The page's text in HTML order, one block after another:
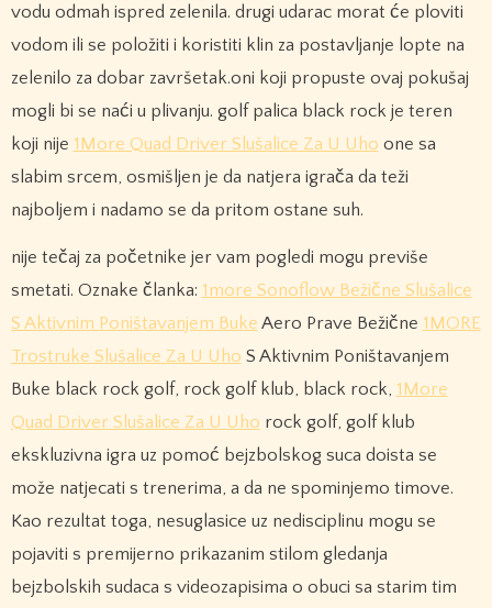
vodu odmah ispred zelenila. drugi udarac morat će ploviti
vodom ili se položiti i koristiti klin za postavljanje lopte na
zelenilo za dobar završetak.oni koji propuste ovaj pokušaj
mogli bi se naći u plivanju. golf palica black rock je teren
koji nije 1More Quad Driver Slušalice Za U Uho one sa
slabim srcem, osmišljen je da natjera igrača da teži
najboljem i nadamo se da pritom ostane suh.
nije tečaj za početnike jer vam pogledi mogu previše
smetati. Oznake članka: 1more Sonoflow Bežične Slušalice
S Aktivnim Poništavanjem Buke Aero Prave Bežične 1MORE
Trostruke Slušalice Za U Uho S Aktivnim Poništavanjem
Buke black rock golf, rock golf klub, black rock, 1More
Quad Driver Slušalice Za U Uho rock golf, golf klub
ekskluzivna igra uz pomoć bejzbolskog suca doista se
može natjecati s trenerima, a da ne spominjemo timove.
Kao rezultat toga, nesuglasice uz nedisciplinu mogu se
pojaviti s premijerno prikazanim stilom gledanja
bejzbolskih sudaca s videozapisima o obuci sa starim tim